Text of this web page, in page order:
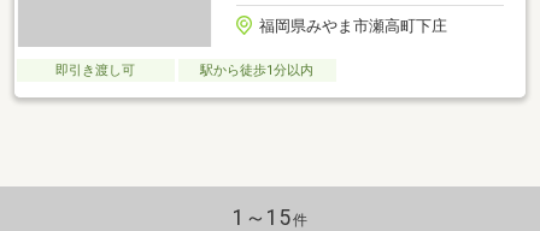
福岡県みやま市瀬高町下庄
即引き渡し可 駅から徒歩1分以内
1～15件